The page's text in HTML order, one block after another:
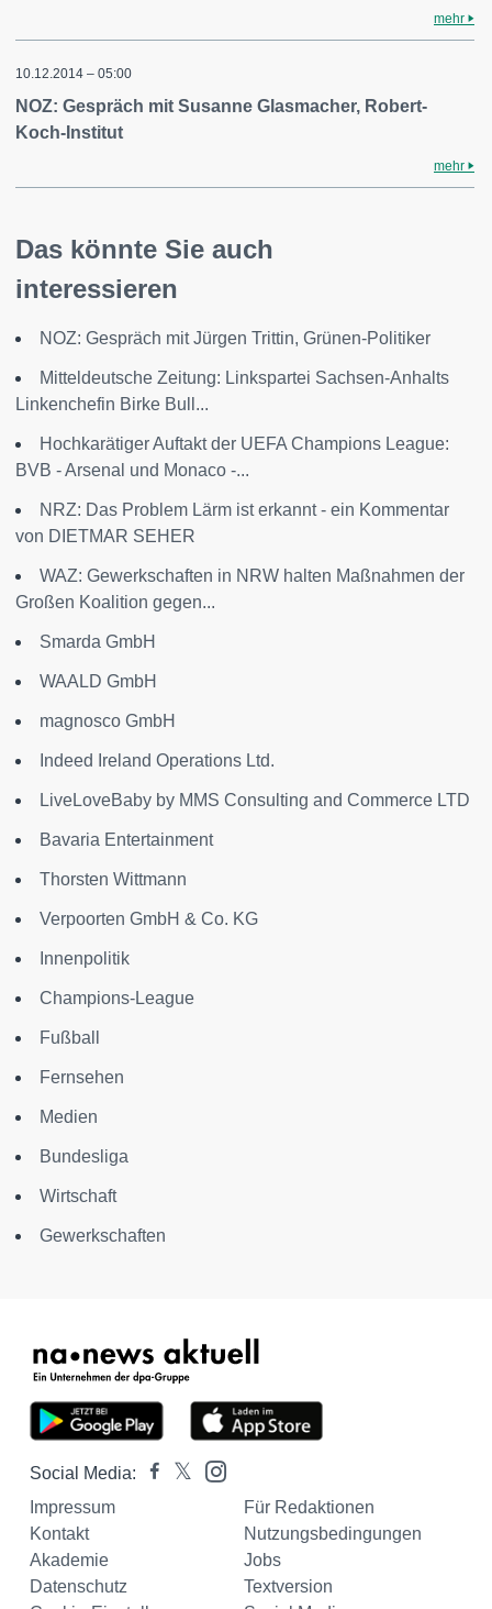
mehr
10.12.2014 – 05:00
NOZ: Gespräch mit Susanne Glasmacher, Robert-
Koch-Institut
mehr
Das könnte Sie auch
interessieren
NOZ: Gespräch mit Jürgen Trittin, Grünen-Politiker
Mitteldeutsche Zeitung: Linkspartei Sachsen-Anhalts
Linkenchefin Birke Bull...
Hochkarätiger Auftakt der UEFA Champions League:
BVB - Arsenal und Monaco -...
NRZ: Das Problem Lärm ist erkannt - ein Kommentar
von DIETMAR SEHER
WAZ: Gewerkschaften in NRW halten Maßnahmen der
Großen Koalition gegen...
Smarda GmbH
WAALD GmbH
magnosco GmbH
Indeed Ireland Operations Ltd.
LiveLoveBaby by MMS Consulting and Commerce LTD
Bavaria Entertainment
Thorsten Wittmann
Verpoorten GmbH & Co. KG
Innenpolitik
Champions-League
Fußball
Fernsehen
Medien
Bundesliga
Wirtschaft
Gewerkschaften
Social Media:
Impressum
Für Redaktionen
Kontakt
Nutzungsbedingungen
Akademie
Jobs
Datenschutz
Textversion